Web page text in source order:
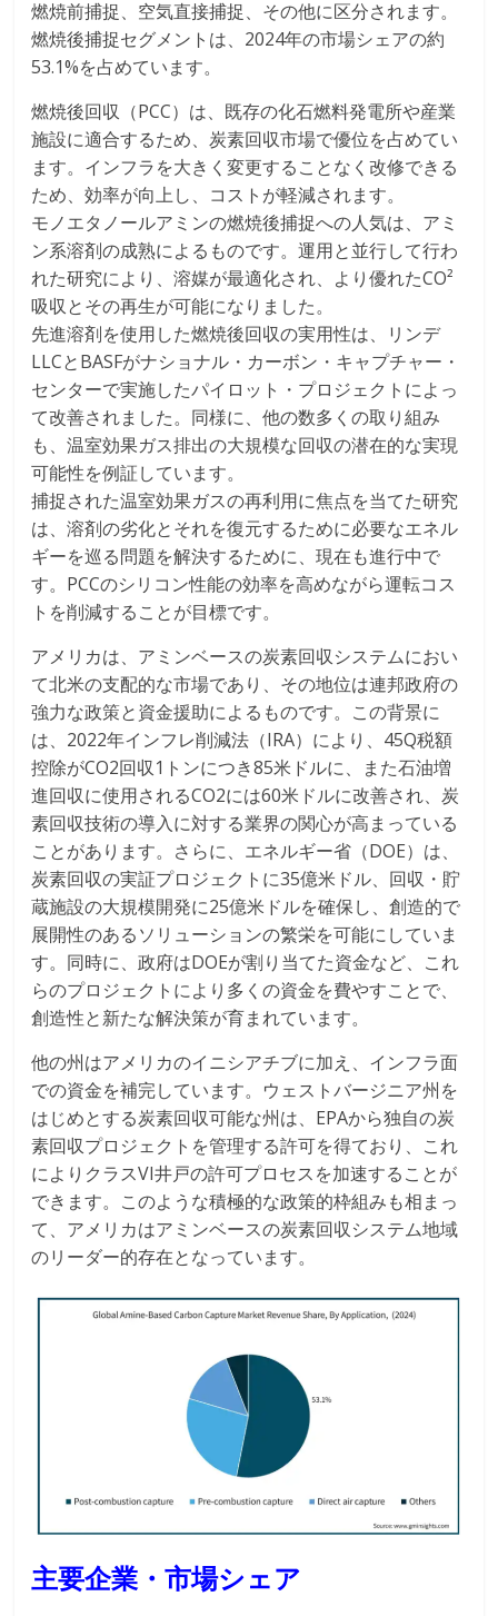
燃焼前捕捉、空気直接捕捉、その他に区分されます。
燃焼後捕捉セグメントは、2024年の市場シェアの約
53.1%を占めています。
燃焼後回収（PCC）は、既存の化石燃料発電所や産業
施設に適合するため、炭素回収市場で優位を占めてい
ます。インフラを大きく変更することなく改修できる
ため、効率が向上し、コストが軽減されます。
モノエタノールアミンの燃焼後捕捉への人気は、アミ
ン系溶剤の成熟によるものです。運用と並行して行わ
れた研究により、溶媒が最適化され、より優れたCO²
吸収とその再生が可能になりました。
先進溶剤を使用した燃焼後回収の実用性は、リンデ
LLCとBASFがナショナル・カーボン・キャプチャー・
センターで実施したパイロット・プロジェクトによっ
て改善されました。同様に、他の数多くの取り組み
も、温室効果ガス排出の大規模な回収の潜在的な実現
可能性を例証しています。
捕捉された温室効果ガスの再利用に焦点を当てた研究
は、溶剤の劣化とそれを復元するために必要なエネル
ギーを巡る問題を解決するために、現在も進行中で
す。PCCのシリコン性能の効率を高めながら運転コス
トを削減することが目標です。
アメリカは、アミンベースの炭素回収システムにおい
て北米の支配的な市場であり、その地位は連邦政府の
強力な政策と資金援助によるものです。この背景に
は、2022年インフレ削減法（IRA）により、45Q税額
控除がCO2回収1トンにつき85米ドルに、また石油増
進回収に使用されるCO2には60米ドルに改善され、炭
素回収技術の導入に対する業界の関心が高まっている
ことがあります。さらに、エネルギー省（DOE）は、
炭素回収の実証プロジェクトに35億米ドル、回収・貯
蔵施設の大規模開発に25億米ドルを確保し、創造的で
展開性のあるソリューションの繁栄を可能にしていま
す。同時に、政府はDOEが割り当てた資金など、これ
らのプロジェクトにより多くの資金を費やすことで、
創造性と新たな解決策が育まれています。
他の州はアメリカのイニシアチブに加え、インフラ面
での資金を補完しています。ウェストバージニア州を
はじめとする炭素回収可能な州は、EPAから独自の炭
素回収プロジェクトを管理する許可を得ており、これ
によりクラスVI井戸の許可プロセスを加速することが
できます。このような積極的な政策的枠組みも相まっ
て、アメリカはアミンベースの炭素回収システム地域
のリーダー的存在となっています。
主要企業・市場シェア